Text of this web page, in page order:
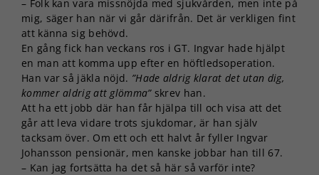
– Folk kan vara missnöjda med sjukvården, men inte på
mig, säger han när vi går därifrån. Det är verkligen fint
att känna sig behövd.
En gång fick han veckans ros i GT. Ingvar hade hjälpt
en man att komma upp efter en höftledsoperation.
Han var så jäkla nöjd. ”Hade aldrig klarat det utan dig,
kommer aldrig att glömma”skrev han.
Att ha ett jobb där han får hjälpa till och visa att det
går att leva vidare trots sjukdomar, är han själv
tacksam över. Om ett och ett halvt år fyller Ingvar
Johansson pensionär, men kanske jobbar han till 67.
– Kan jag fortsätta ha det så här så varför inte?